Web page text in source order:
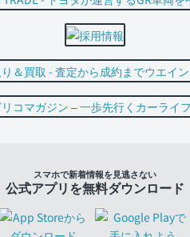
スマホで新着情報を見逃さない
公式アプリを無料ダウンロード